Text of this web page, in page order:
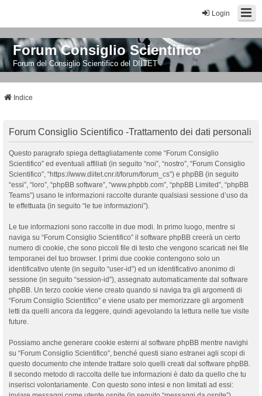
Login
Forum Consiglio Scientifico
Forum del Consiglio Scientifico del DIITET
Indice
Forum Consiglio Scientifico -Trattamento dei dati personali
Questo paragrafo spiega dettagliatamente come “Forum Consiglio
Scientifico” ed eventuali affiliati (in seguito “noi”, “nostro”, “Forum Consiglio
Scientifico”, “https://www.diitet.cnr.it/forum/forum_cs”) e phpBB (in seguito
“essi”, “loro”, “phpBB software”, “www.phpbb.com”, “phpBB Limited”, “phpBB
Teams”) usano le informazioni raccolte durante qualsiasi sessione d’uso da
te effettuata (in seguito “le tue informazioni”).
Le tue informazioni sono raccolte in due modi. In primo luogo, mentre si
naviga su “Forum Consiglio Scientifico” il software phpBB creerà un certo
numero di cookie, che sono piccoli file di testo che vengono scaricati nei file
temporanei del tuo browser. I primi due cookie contengono solo un
identificativo utente (in seguito “user-id”) ed un identificativo anonimo di
sessione (in seguito “session-id”), assegnato automaticamente dal software
phpBB. Un terzo cookie viene creato quando si naviga tra gli argomenti di
“Forum Consiglio Scientifico” e viene usato per memorizzare gli argomenti
letti da quelli ancora da leggere, quindi agevolando la lettura nelle tue visite
future.
Possiamo anche generare cookie esterni al software phpBB mentre navighi
su “Forum Consiglio Scientifico”, benché questi siano estranei agli scopi di
questo documento che intende trattare solo quelli creati dal software phpBB.
Il secondo metodo di raccolta delle tue informazioni è dato da quello che tu
inserisci volontariamente. Con questo sono intesi e non limitati ad essi: